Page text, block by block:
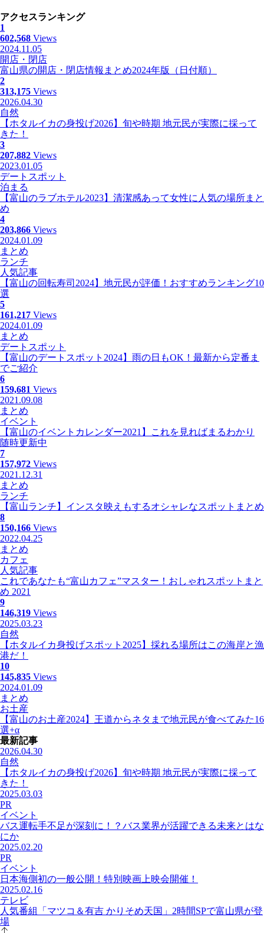
アクセスランキング
1
602,568 Views
2024.11.05
開店・閉店
富山県の開店・閉店情報まとめ2024年版（日付順）
2
313,175 Views
2026.04.30
自然
【ホタルイカの身投げ2026】旬や時期 地元民が実際に採って
きた！
3
207,882 Views
2023.01.05
デートスポット
泊まる
【富山のラブホテル2023】清潔感あって女性に人気の場所まと
め
4
203,866 Views
2024.01.09
まとめ
ランチ
人気記事
【富山の回転寿司2024】地元民が評価！おすすめランキング10
選
5
161,217 Views
2024.01.09
まとめ
デートスポット
【富山のデートスポット2024】雨の日もOK！最新から定番ま
でご紹介
6
159,681 Views
2021.09.08
まとめ
イベント
【富山のイベントカレンダー2021】これを見ればまるわかり
随時更新中
7
157,972 Views
2021.12.31
まとめ
ランチ
【富山ランチ】インスタ映えもするオシャレなスポットまとめ
8
150,166 Views
2022.04.25
まとめ
カフェ
人気記事
これであなたも“富山カフェ”マスター！おしゃれスポットまと
め 2021
9
146,319 Views
2025.03.23
自然
【ホタルイカ身投げスポット2025】採れる場所はこの海岸と漁
港だ！
10
145,835 Views
2024.01.09
まとめ
お土産
【富山のお土産2024】王道からネタまで地元民が食べてみた16
選+α
最新記事
2026.04.30
自然
【ホタルイカの身投げ2026】旬や時期 地元民が実際に採って
きた！
2025.03.03
PR
イベント
バス運転手不足が深刻に！？バス業界が活躍できる未来とはな
にか
2025.02.20
PR
イベント
日本海側初の一般公開！特別映画上映会開催！
2025.02.16
テレビ
人気番組「マツコ＆有吉 かりそめ天国」2時間SPで富山県が登
場